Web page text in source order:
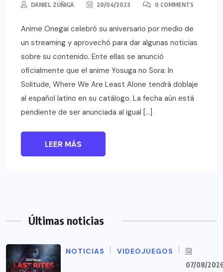
DANIEL ZÚÑIGA 20/04/2023 0 COMMENTS
Anime Onegai celebró su aniversario por medio de
un streaming y aprovechó para dar algunas noticias
sobre su contenido. Ente ellas se anunció
oficialmente que el anime Yosuga no Sora: In
Solitude, Where We Are Least Alone tendrá doblaje
al español latino en su catálogo. La fecha aún está
pendiente de ser anunciada al igual […]
LEER MÁS
Últimas noticias
NOTICIAS VIDEOJUEGOS
07/08/